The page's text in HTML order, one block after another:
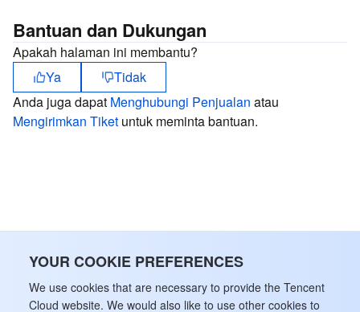
YOUR COOKIE PREFERENCES
We use cookies that are necessary to provide the Tencent
Cloud website. We would also like to use other cookies to
Tencent Smart Advisor-Chaotic Fault Generator
Region Management System
Quota Center
Tencent Smart Advisor-Tencent RTC Copilot
Performance Testing Service
About Console
Billing Center
Compliance
Tencent Cloud Training and Certification
Bantuan dan Dukungan
Apakah halaman ini membantu?
Ya
Tidak
Anda juga dapat Menghubungi Penjualan atau
Mengirimkan Tiket untuk meminta bantuan.